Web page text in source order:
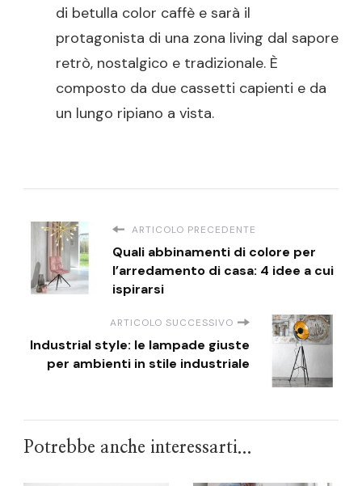
di betulla color caffè e sarà il
protagonista di una zona living dal sapore
retrò, nostalgico e tradizionale. È
composto da due cassetti capienti e da
un lungo ripiano a vista.
ARTICOLO PRECEDENTE
Quali abbinamenti di colore per
l’arredamento di casa: 4 idee a cui
ispirarsi
ARTICOLO SUCCESSIVO
Industrial style: le lampade giuste
per ambienti in stile industriale
Potrebbe anche interessarti...